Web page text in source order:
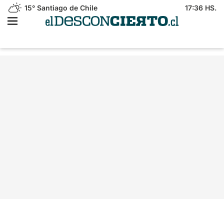
15° Santiago de Chile 17:36 HS.